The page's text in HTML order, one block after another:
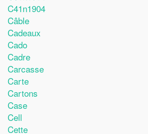
C41n1904
Câble
Cadeaux
Cado
Cadre
Carcasse
Carte
Cartons
Case
Cell
Cette